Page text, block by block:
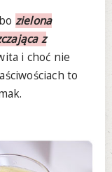
zielona
z
i choć nie
to